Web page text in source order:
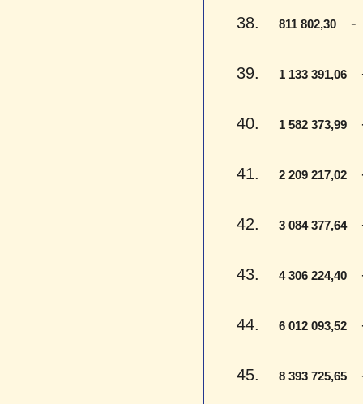
38. 811 802,30 -
39. 1 133 391,06
40. 1 582 373,99
41. 2 209 217,02
42. 3 084 377,64-
43. 4 306 224,40
44. 6 012 093,52
45. 8 393 725,65